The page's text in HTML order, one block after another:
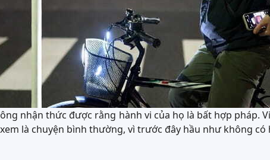
nhận thức được rằng hành vi của họ là bất hợp pháp.
là chuyện bình thường, vì trước đây hầu như không có